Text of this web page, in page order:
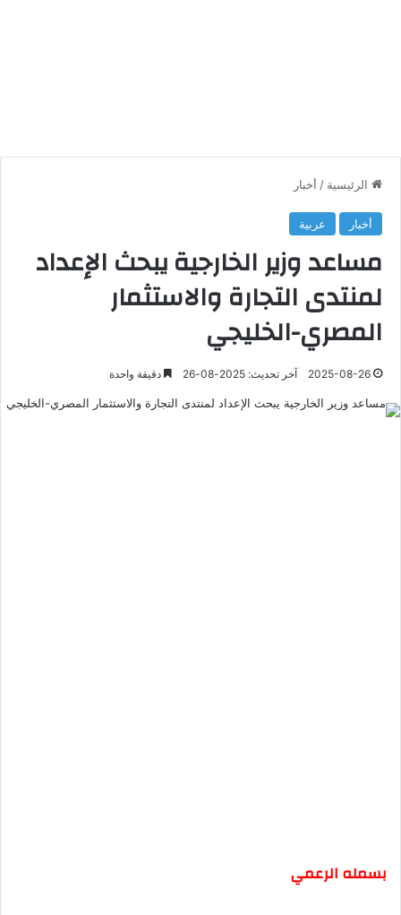
الرئيسية / أخبار
أخبار عربية
مساعد وزير الخارجية يبحث الإعداد
لمنتدى التجارة والاستثمار
المصري-الخليجي
2025-08-26 آخر تحديث: 2025-08-26 دقيقة واحدة
بسمله الرعمي